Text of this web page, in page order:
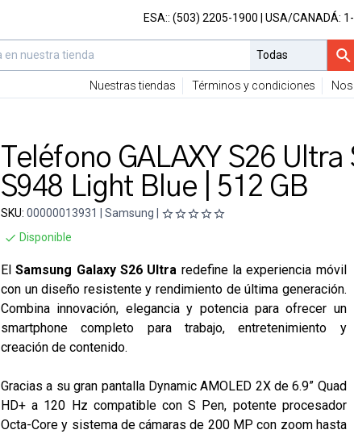
ESA:: (503) 2205-1900 | USA/CANADÁ:
Nuestras tiendas
Términos y condiciones
Teléfono GALAXY S26
S948 Light Blue | 512 GB
SKU: 00000013931 | Samsung |
Disponible
ElSamsung Galaxy S26 Ultra redefine la experiencia móvil
con un diseño resistente y rendimiento de última generación.
Combina innovación, elegancia y potencia para ofrecer un
smartphone completo para trabajo, entretenimiento y
creación de contenido.
Gracias a sugran pantalla Dynamic AMOLED 2X de 6.9” Quad
HD+ a 120 Hz compatible con S Pen, potente procesador
Octa-Core y sistema de cámaras de 200 MP con zoom hasta